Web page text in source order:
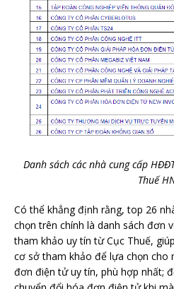
Danh sách các nhà cung cấp
Thuế
Có thể khẳng định rằng, top 26
chọn trên chính là danh sách đơn
tham khảo uy tín từ Cục Thuế,
cơ sở tham khảo để lựa chọn cho
đơn điện tử uy tín, phù hợp nhất;